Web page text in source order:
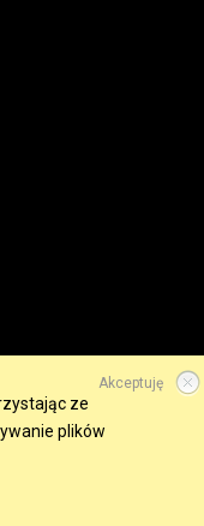
Akceptuję
ze
plików